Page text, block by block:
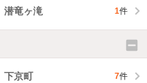
潜竜ヶ滝 1件
下京町 7件